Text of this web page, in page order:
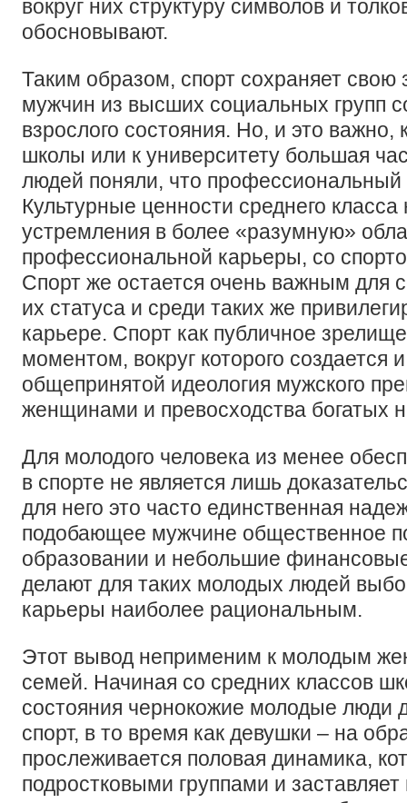
вокруг них структуру символов и
обосновывают.
Таким образом, спорт сохраняет свою
мужчин из высших социальных групп
взрослого состояния. Но, и это
школы или к университету большая
людей поняли, что профессиональный
Культурные ценности среднего
устремления в более «разумную»
профессиональной карьеры, со
Спорт же остается очень важным для
их статуса и среди таких же
карьере. Спорт как публичное
моментом, вокруг которого создается
общепринятой идеология мужского
женщинами и превосходства богатых
Для молодого человека из менее
в спорте не является лишь
для него это часто единственная
подобающее мужчине общественное
образовании и небольшие
делают для таких молодых людей
карьеры наиболее рациональным.
Этот вывод неприменим к молодым
семей. Начиная со средних классов
состояния чернокожие молодые люди
спорт, в то время как девушки – на
прослеживается половая динамика,
подростковыми группами и